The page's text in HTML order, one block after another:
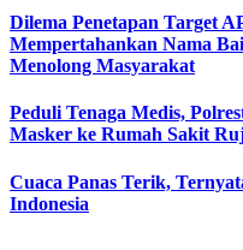
Dilema Penetapan Target
Mempertahankan Nama
Menolong Masyarakat
Peduli Tenaga Medis,
Masker ke Rumah Sakit
Cuaca Panas Terik,
Indonesia